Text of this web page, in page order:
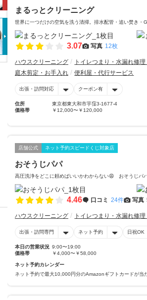
まるっとクリーニング
世界に一つだけの空気を洗う清掃。排水配管・追い焚き・G
3.07 写真 12枚
ハウスクリーニング トイレつまり・水漏れ修
庭木剪定・お手入れ
便利屋・代行サービス
出張・訪問対応 クーポン有
住所
東京都東大和市芋窪3-1677-4
価格帯
￥12,000〜￥120,000
店舗公式 ネット予約スピードくじ対象店
おそうじパパ
高圧洗浄をどこに頼めばいいかわからない😩 おそうじパ
4.46 口コミ 24件 写真
ハウスクリーニング トイレつまり・水漏れ修
出張・訪問専門 ネット予約 日祝OK
本日の営業状況 9:00〜19:00
価格帯
￥4,000〜￥58,000
ネット予約カレンダー
ネット予約で最大10,000円分のAmazonギフトカードが当